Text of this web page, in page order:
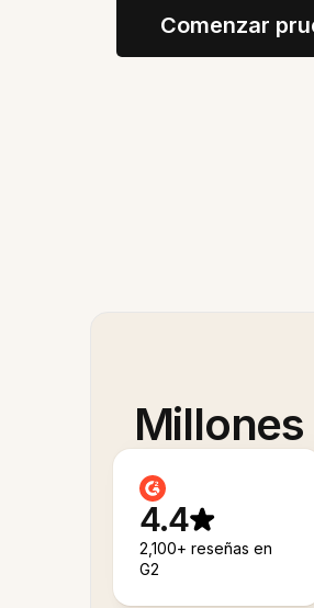
Comenzar
4.4
2,100+ reseñas en
G2